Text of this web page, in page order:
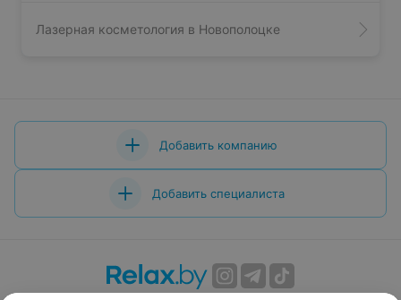
Лазерная косметология в Новополоцке
Добавить компанию
Добавить специалиста